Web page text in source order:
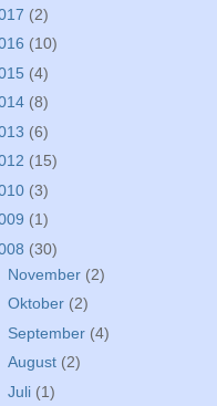
(2)
(10)
(4)
(8)
(6)
(15)
(3)
(1)
(30)
November (2)
Oktober (2)
September (4)
August (2)
Juli (1)